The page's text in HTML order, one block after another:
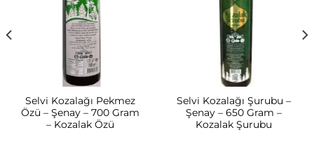
Selvi Kozalağı Pekmez
Özü – Şenay – 700 Gram
– Kozalak Özü
Selvi Kozalağı Şurubu –
Şenay – 650 Gram –
Kozalak Şurubu